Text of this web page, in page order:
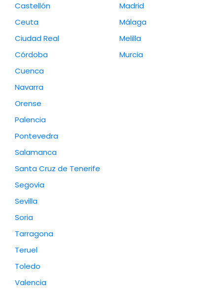
Castellón
Ceuta
Ciudad Real
Córdoba
Cuenca
Madrid
Málaga
Melilla
Murcia
Navarra
Orense
Palencia
Pontevedra
Salamanca
Santa Cruz de Tenerife
Segovia
Sevilla
Soria
Tarragona
Teruel
Toledo
Valencia